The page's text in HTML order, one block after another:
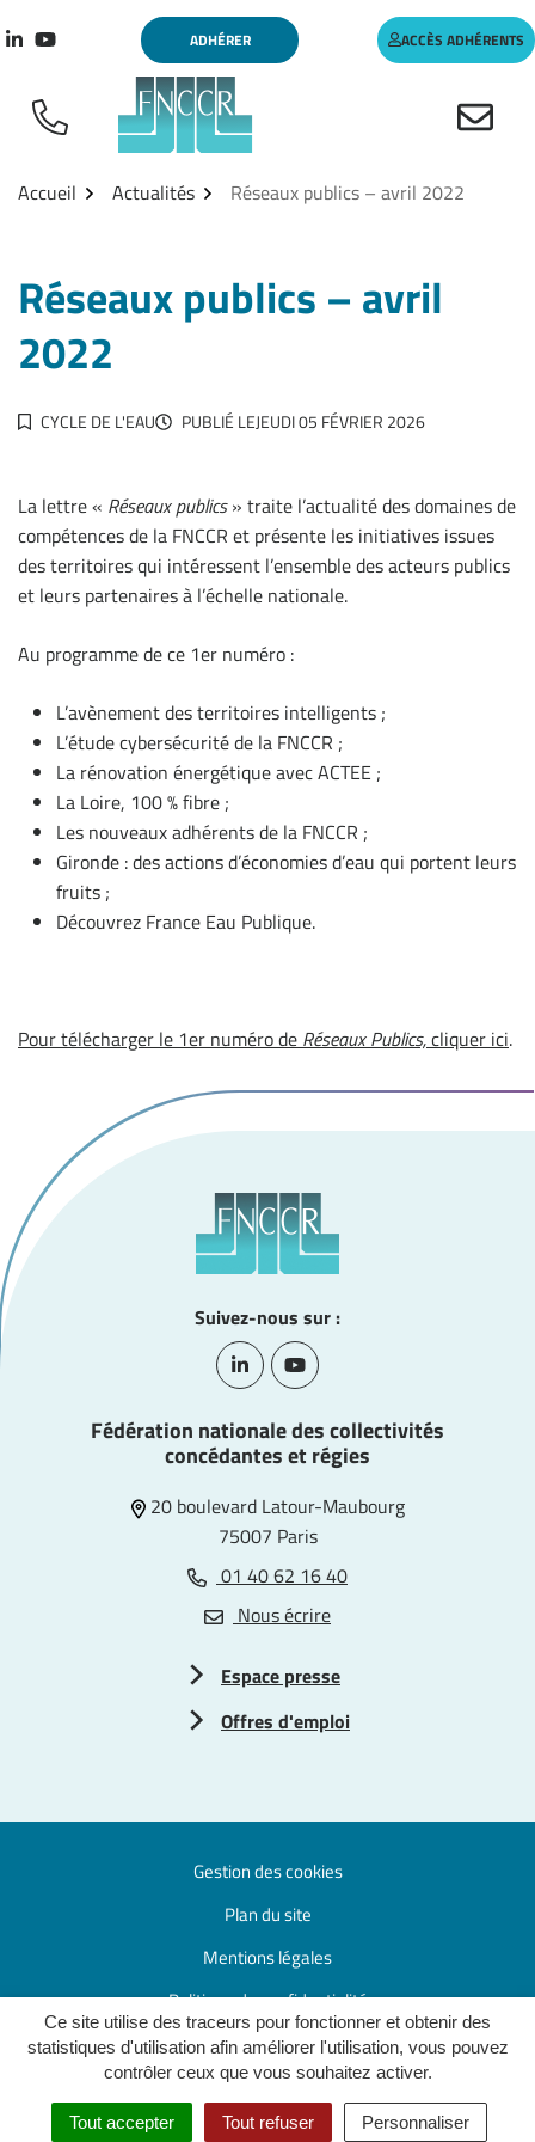
Ce site utilise des traceurs pour fonctionner et obtenir des
statistiques d'utilisation afin améliorer l'utilisation, vous pouvez
contrôler ceux que vous souhaitez activer.
Tout accepter Tout refuser Personnaliser
au
Lien vers le compte Linkedin
Lien vers la chaîne Youtube
ADHÉRER ACCÈS ADHÉRENTS
Accueil Actualités Réseaux publics – avril 2022
Réseaux publics – avril
2022
CYCLE DE L'EAU PUBLIÉ LEJEUDI 05 FÉVRIER 2026
La lettre « Réseaux publics» traite l’actualité des domaines de
compétences de la FNCCR et présente les initiatives issues
des territoires qui intéressent l’ensemble des acteurs publics
et leurs partenaires à l’échelle nationale.
Au programme de ce 1er numéro :
L’avènement des territoires intelligents ;
L’étude cybersécurité de la FNCCR ;
La rénovation énergétique avec ACTEE ;
La Loire, 100 % fibre ;
Les nouveaux adhérents de la FNCCR ;
Gironde : des actions d’économies d’eau qui portent leurs
fruits ;
Découvrez France Eau Publique.
Pour télécharger le 1er numéro de Réseaux Publics,cliquer ici.
Suivez-nous sur :
Lien vers le compte Linkedin
Lien vers la chaîne Youtube
Fédération nationale des collectivités
concédantes et régies
20 boulevard Latour-Maubourg
75007 Paris
01 40 62 16 40
Nous écrire
Espace presse
Offres d'emploi
Gestion des cookies
Plan du site
Mentions légales
Politique de confidentialité
Accessibilité : partiellement conforme